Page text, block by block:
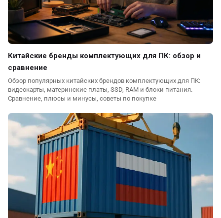
Китайские бренды комплектующих для ПК: обзор и
сравнение
Обзор популярных китайских брендов комплектующих для ПК:
видеокарты, материнские платы, SSD, RAM и блоки питания.
Сравнение, плюсы и минусы, советы по покупке